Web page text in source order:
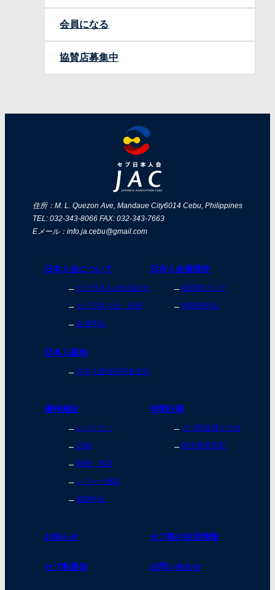
会員になる
協賛店募集中
住所：M. L. Quezon Ave, Mandaue City6014 Cebu, Philippines
TEL: 032-343-8066 FAX: 032-343-7663
Eメール：info.ja.cebu@gmail.com
日本人会について
セブ日本人会役員紹介
セブ日本人会・会則
会員申込
日本人会補習校
補習校ブログ
補習校申込
日本人墓地
日本人墓地利用者規定
優待施設
レストラン
店舗
医療・美容
レジャー施設
協賛申込
年間行事
セブ島盆踊り大会
戦没者慰霊祭
お知らせ セブ島の生活情報
セブ島通信 お問い合わせ